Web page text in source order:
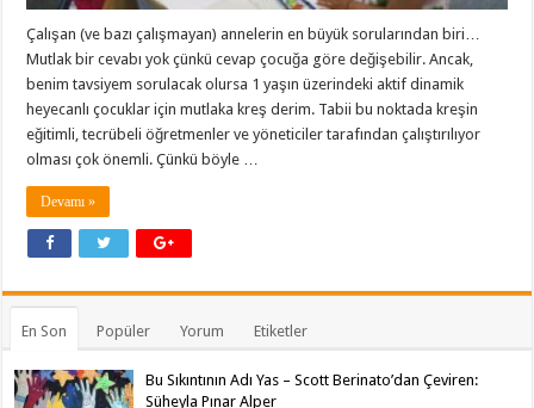
Çalışan (ve bazı çalışmayan) annelerin en büyük sorularından biri…
Mutlak bir cevabı yok çünkü cevap çocuğa göre değişebilir. Ancak,
benim tavsiyem sorulacak olursa 1 yaşın üzerindeki aktif dinamik
heyecanlı çocuklar için mutlaka kreş derim. Tabii bu noktada kreşin
eğitimli, tecrübeli öğretmenler ve yöneticiler tarafından çalıştırılıyor
olması çok önemli. Çünkü böyle …
Devamı »
En Son Popüler Yorum Etiketler
Bu Sıkıntının Adı Yas – Scott Berinato’dan Çeviren:
Süheyla Pınar Alper